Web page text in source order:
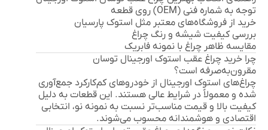
توجه به شماره فنی (OEM) روی قطعه
خرید از فروشگاه‌های معتبر مثل استوک پارسیان
بررسی کیفیت شیشه و رنگ چراغ
مقایسه ظاهر چراغ با نمونه فابریک
چرا خرید چراغ عقب استوک اورجینال توسان
مقرون‌به‌صرفه است؟
چراغ‌های استوک اورجینال از خودروهای کم‌کارکرد جمع‌آوری
شده و معمولاً در شرایط عالی هستند. این قطعات به دلیل
کیفیت بالا و قیمت مناسب‌تر نسبت به نمونه نو، انتخابی
اقتصادی و هوشمندانه محسوب می‌شوند.